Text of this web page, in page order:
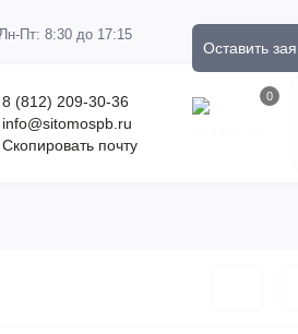
Пт: 8:30 до 17:15
Оставить
8 (812) 209-30-36
info@sitomospb.ru
Скопировать почту
0